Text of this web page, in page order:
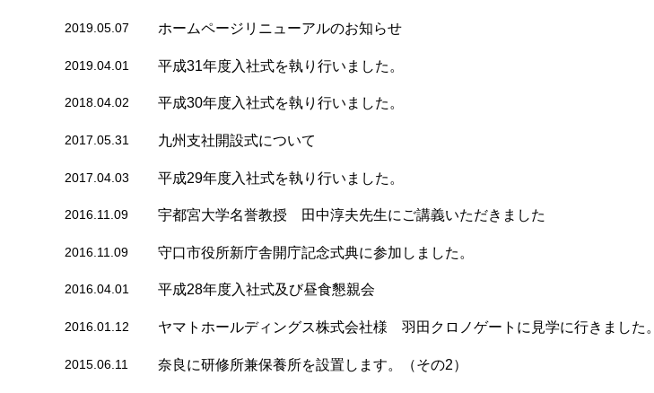
2019.05.07 ホームページリニューアルのお知らせ
2019.04.01 平成31年度入社式を執り行いました。
2018.04.02 平成30年度入社式を執り行いました。
2017.05.31 九州支社開設式について
2017.04.03 平成29年度入社式を執り行いました。
2016.11.09 宇都宮大学名誉教授 田中淳夫先生にご講義いただきました
2016.11.09 守口市役所新庁舎開庁記念式典に参加しました。
2016.04.01 平成28年度入社式及び昼食懇親会
2016.01.12 ヤマトホールディングス株式会社様 羽田クロノゲートに見学に行きました。
2015.06.11 奈良に研修所兼保養所を設置します。（その2）